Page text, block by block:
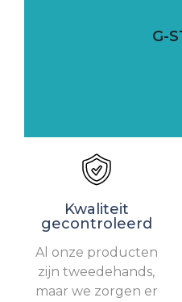
G-
Kwaliteit
gecontroleerd
Al onze producten
zijn tweedehands,
maar we zorgen er